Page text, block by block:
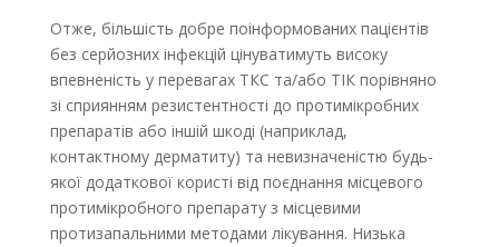
Отже, більшість добре поінформованих пацієнтів
без серйозних інфекцій цінуватимуть високу
впевненість у перевагах ТКС та/або ТІК порівняно
зі сприянням резистентності до протимікробних
препаратів або іншій шкоді (наприклад,
контактному дерматиту) та невизначеністю будь-
якої додаткової користі від поєднання місцевого
протимікробного препарату з місцевими
протизапальними методами лікування. Низька